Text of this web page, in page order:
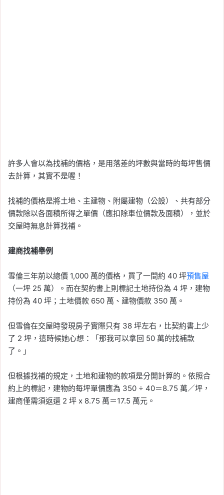
許多人會以為找補的價格，是用落差的坪數與當時的每坪售價
去計算，其實不是喔！
找補的價格是將土地、主建物、附屬建物（公設）、共有部分
價款除以各面積所得之單價（應扣除車位價款及面積），並於
交屋時無息計算找補。
建商找補舉例
雪倫三年前以總價 1,000 萬的價格，買了一間約 40 坪預售屋
（一坪 25 萬）。而在契約書上則標記土地持份為 4 坪，建物
持份為 40 坪；土地價款 650 萬、建物價款 350 萬。
但雪倫在交屋時發現房子實際只有 38 坪左右，比契約書上少
了 2 坪，這時候她心想：「那我可以拿回 50 萬的找補款
了。」
但根據找補的規定，土地和建物的款項是分開計算的。依照合
約上的標記，建物的每坪單價應為 350 ÷ 40＝8.75 萬／坪，
建商僅需須返還 2 坪 x 8.75 萬＝17.5 萬元。